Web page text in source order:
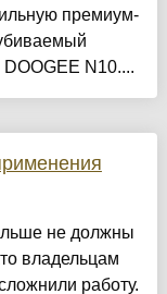
премиум-
N10....
не должны
владельцам
работу.